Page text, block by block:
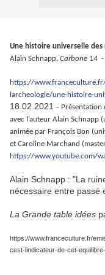
Une histoire universelle des
Alain Schnapp, Carbone 14 -
https://
larcheologie/une-histoire-
18.02.2021 - Présentation
avec l’auteur Alain Schnapp
animée par François Bon
et Caroline Marchand
https://www.youtube.com/
Alain Schnapp : "La
nécessaire entre passé
La Grande table idées
https://www.franceculture.fr/
cest-lindicateur-de-cet-